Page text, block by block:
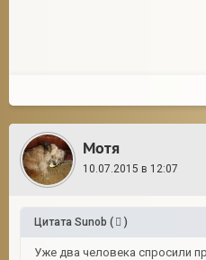
Мотя
10.07.2015 в 12:07
Цитата Sunob ( )
Уже два человека спросили